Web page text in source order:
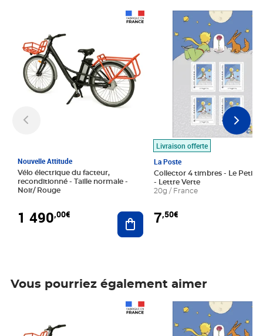
Nouvelle Attitude
Vélo électrique du facteur,
reconditionné - Taille normale -
Noir/ Rouge
1 490,00€ Ajouter au panier
Livraison offerte
La Poste
Collector 4 timbres - Le Petit
- Lettre Verte
20g / France
7,50€
Prix 7,50€
Vous pourriez également aimer
Prix 7,50€